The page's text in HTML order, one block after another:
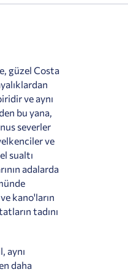
güzel Costa
ve aynı
bu yana,
severler
ve
sualtı
adalarda
kano'ların
tadını
aynı
daha